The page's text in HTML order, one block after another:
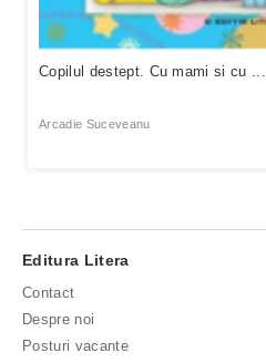
Copilul destept. Cu mami si cu ...
Arcadie Suceveanu
Editura Litera
Contact
Despre noi
Posturi vacante